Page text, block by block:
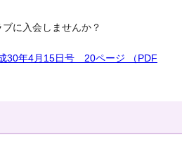
に入会しませんか？
30年4月15日号 20ページ （PDF